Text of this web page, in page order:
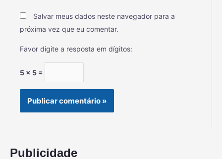
Salvar meus dados neste navegador para a
próxima vez que eu comentar.
Favor digite a resposta em dígitos:
5 × 5 =
Publicidade